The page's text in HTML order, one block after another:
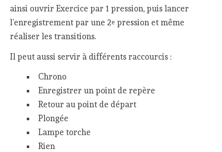
ainsi ouvrir Exercice par 1 pression, puis lancer
l’enregistrement par une 2e pression et même
réaliser les transitions.
Il peut aussi servir à différents raccourcis :
Chrono
Enregistrer un point de repère
Retour au point de départ
Plongée
Lampe torche
Rien